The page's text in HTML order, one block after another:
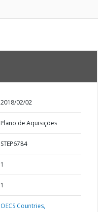
2018/02/02
Plano de Aquisições
STEP6784
1
1
OECS Countries,